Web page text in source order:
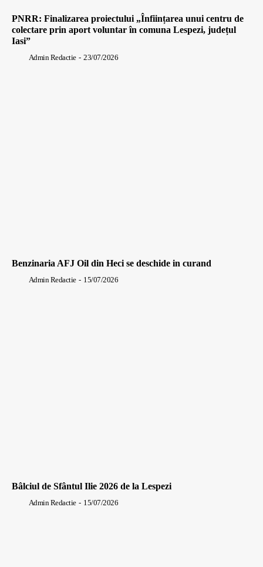
PNRR: Finalizarea proiectului „Înființarea unui centru de
colectare prin aport voluntar în comuna Lespezi, județul
Iasi”
Admin Redactie - 23/07/2026
Benzinaria AFJ Oil din Heci se deschide in curand
Admin Redactie - 15/07/2026
Bâlciul de Sfântul Ilie 2026 de la Lespezi
Admin Redactie - 15/07/2026